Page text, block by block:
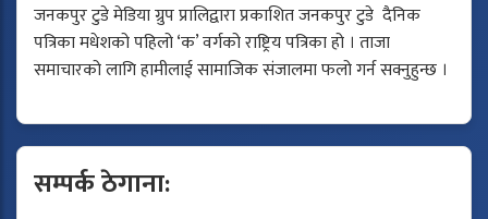
जनकपुर टुडे मेडिया ग्रुप प्रालिद्वारा प्रकाशित जनकपुर टुडे दैनिक
पत्रिका मधेशको पहिलो ‘क’ वर्गको राष्ट्रिय पत्रिका हो । ताजा
समाचारको लागि हामीलाई सामाजिक संजालमा फलो गर्न सक्नुहुन्छ ।
सम्पर्क ठेगाना: